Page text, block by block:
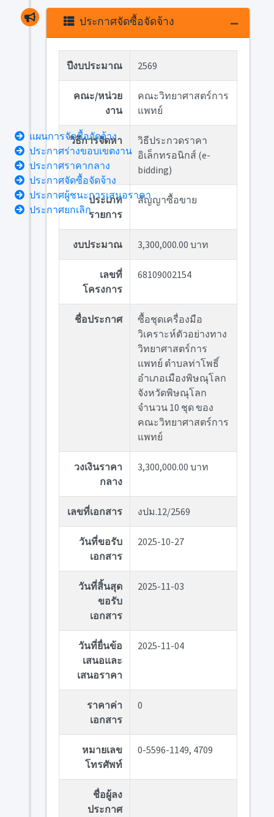
ประกาศจัดซื้อจัดจ้าง
ปีงบประมาณ 2569
คณะ/หน่วย
งาน
คณะวิทยาศาสตร์การ
แพทย์
วิธีการจัดหา
วิธีประกวดราคา
อิเล็กทรอนิกส์ (e-
bidding)
ประเภท
รายการ
สัญญาซื้อขาย
งบประมาณ 3,300,000.00 บาท
เลขที่
โครงการ
68109002154
ชื่อประกาศ
ซื้อชุดเครื่องมือ
วิเคราะห์ตัวอย่างทาง
วิทยาศาสตร์การ
แพทย์ ตำบลท่าโพธิ์
อำเภอเมืองพิษณุโลก
จังหวัดพิษณุโลก
จำนวน 10 ชุด ของ
คณะวิทยาศาสตร์การ
แพทย์
วงเงินราคา
กลาง
3,300,000.00 บาท
เลขที่เอกสาร งปม.12/2569
วันที่ขอรับ
เอกสาร
2025-10-27
วันที่สิ้นสุด
ขอรับ
เอกสาร
2025-11-03
วันที่ยื่นข้อ
เสนอและ
เสนอราคา
2025-11-04
ราคาค่า
เอกสาร
0
หมายเลข
โทรศัพท์
0-5596-1149, 4709
ชื่อผู้ลง
ประกาศ
แผนการจัดซื้อจัดจ้าง
ประกาศร่างขอบเขตงาน
ประกาศราคากลาง
ประกาศจัดซื้อจัดจ้าง
ประกาศผู้ชนะการเสนอราคา
ประกาศยกเลิก